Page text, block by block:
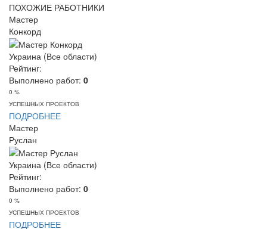
ПОХОЖИЕ РАБОТНИКИ
Мастер
Конкорд
Украина (Все области)
Рейтинг:
Выполнено работ: 0
0 %
УСПЕШНЫХ ПРОЕКТОВ
ПОДРОБНЕЕ
Мастер
Руслан
Украина (Все области)
Рейтинг:
Выполнено работ: 0
0 %
УСПЕШНЫХ ПРОЕКТОВ
ПОДРОБНЕЕ